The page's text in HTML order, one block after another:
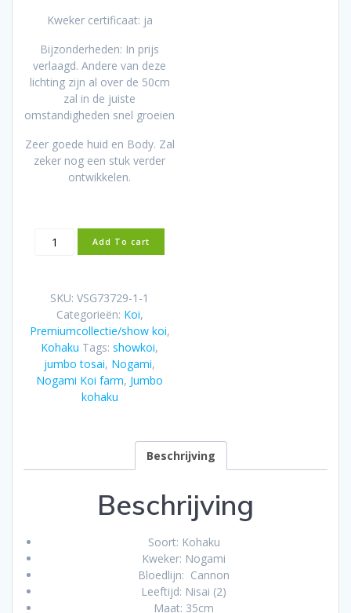
Kweker certificaat: ja
Bijzonderheden: In prijs
verlaagd. Andere van deze
lichting zijn al over de 50cm
zal in de juiste
omstandigheden snel groeien
Zeer goede huid en Body. Zal
zeker nog een stuk verder
ontwikkelen.
Nogami
Jumbo
(2025)
aantal
Add To cart
SKU: VSG73729-1-1
Categorieën: Koi,
Premiumcollectie/show koi,
Kohaku Tags: showkoi,
jumbo tosai, Nogami,
Nogami Koi farm, Jumbo
kohaku
Beschrijving
Beschrijving
Soort: Kohaku
Kweker: Nogami
Bloedlijn: Cannon
Leeftijd: Nisai (2)
Maat: 35cm